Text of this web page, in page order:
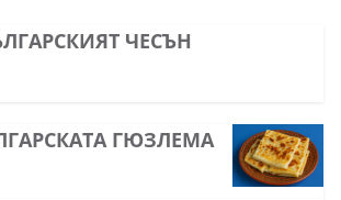
ЧЕСЪН
ГЮЗЛЕМА